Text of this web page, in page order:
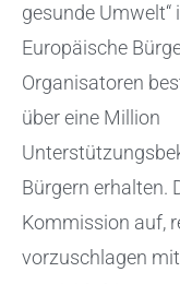
gesunde
Europäische
Organisatoren
über eine Million
Bürgern erhalten.
Kommission auf,
vorzuschlagen